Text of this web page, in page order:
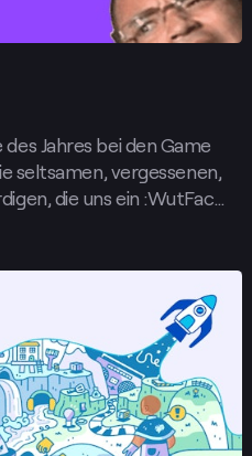
Jahres bei den Game
seltsamen, vergessenen,
die uns ein :WutFace: